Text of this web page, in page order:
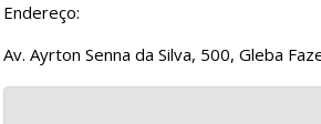
Endereço:
Av. Ayrton Senna da Silva, 500, Gleba